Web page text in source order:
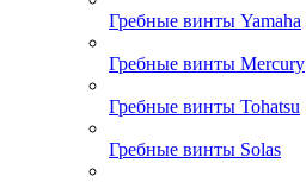
Гребные винты Yamaha
Гребные винты Mercury
Гребные винты Tohatsu
Гребные винты Solas